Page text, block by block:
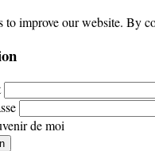
de moi
to improve our website. By